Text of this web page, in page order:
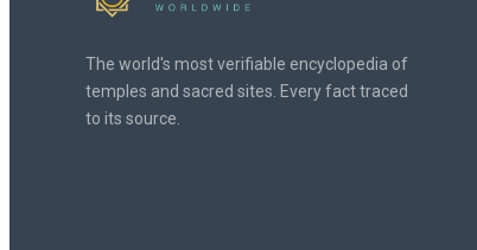
The world's most verifiable encyclopedia of
temples and sacred sites. Every fact traced
to its source.